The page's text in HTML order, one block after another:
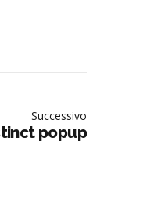
Successivo
popup